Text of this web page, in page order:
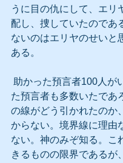
うに目の仇にして、エリ
配し、捜していたのであ
ないのはエリヤのせいと
ある。
た預言者も多数いたであ
の線がどう引かれたのか
からない。境界線に理由
ない。神のみぞ知る。こ
きるものの限界であるが